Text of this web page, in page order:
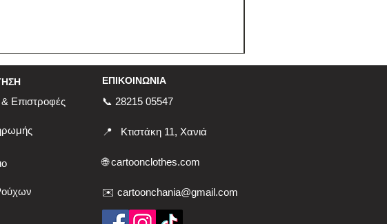
Επιστροφές
ΕΠΙΚΟΙΝΩΝΙΑ
📞 28215 05547
📍 Κτιστάκη 11, Χανιά
🌐cartoonclothes.com
✉️ cartoonchania@gmail.com